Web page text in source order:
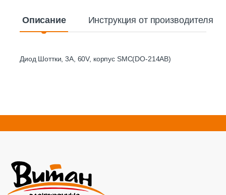
Описание Инструкция от производителя
Диод Шоттки, 3A, 60V, корпус SMC(DO-214AB)